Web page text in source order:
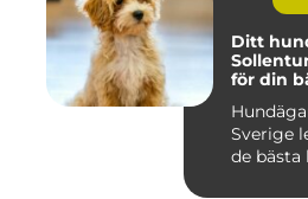
Ditt
för din
Sverige
de bästa